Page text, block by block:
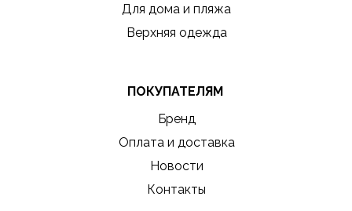
Для дома и пляжа
Верхняя одежда
ПОКУПАТЕЛЯМ
Бренд
Оплата и доставка
Новости
Контакты